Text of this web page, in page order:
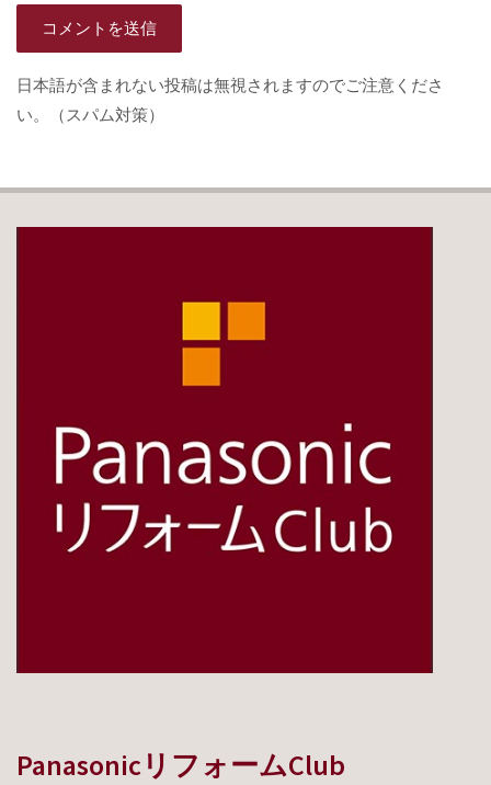
日本語が含まれない投稿は無視されますのでご注意くださ
い。（スパム対策）
PanasonicリフォームClub